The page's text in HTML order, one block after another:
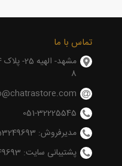
تماس با ما
8
051-32225545
مدیرفروش: 09153249693
پشتیبانی سایت: 09355449693